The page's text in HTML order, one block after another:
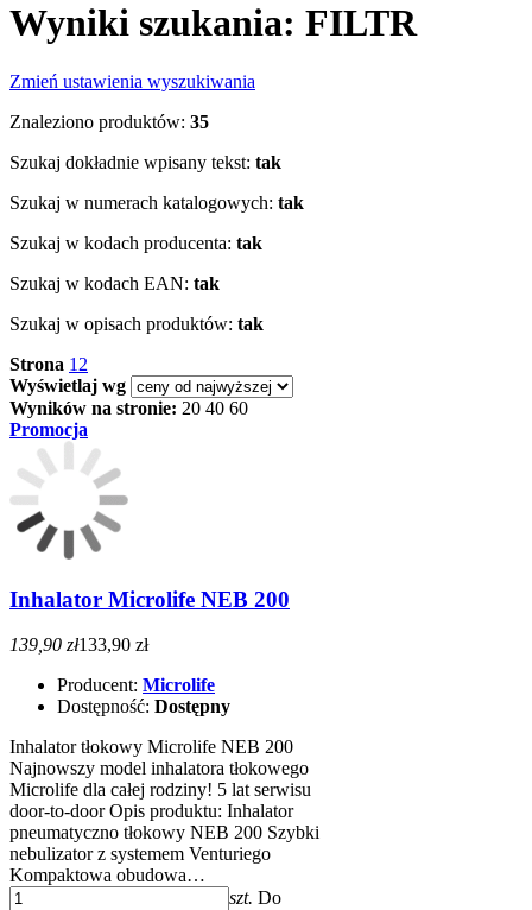
Wyniki szukania: FILTR
Zmień ustawienia wyszukiwania
Znaleziono produktów: 35
Szukaj dokładnie wpisany tekst: tak
Szukaj w numerach katalogowych: tak
Szukaj w kodach producenta: tak
Szukaj w kodach EAN: tak
Szukaj w opisach produktów: tak
Strona 1 2
Wyświetlaj wg
Wyników na stronie: 20 40 60
Promocja
Inhalator Microlife NEB 200
139,90 zł133,90 zł
Producent: Microlife
Dostępność: Dostępny
Inhalator tłokowy Microlife NEB 200
Najnowszy model inhalatora tłokowego
Microlife dla całej rodziny! 5 lat serwisu
door-to-door Opis produktu: Inhalator
pneumatyczno tłokowy NEB 200 Szybki
nebulizator z systemem Venturiego
Kompaktowa obudowa…
szt. Do